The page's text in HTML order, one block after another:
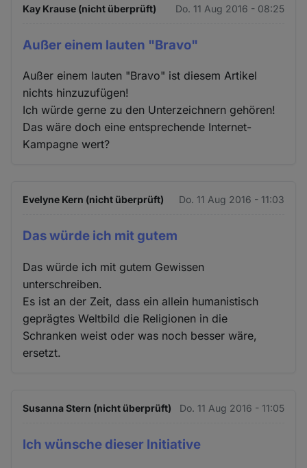
Kay Krause (nicht überprüft) Do. 11 Aug 2016 - 08:25
Außer einem lauten "Bravo"
Außer einem lauten "Bravo" ist diesem Artikel
nichts hinzuzufügen!
Ich würde gerne zu den Unterzeichnern gehören!
Das wäre doch eine entsprechende Internet-
Kampagne wert?
Evelyne Kern (nicht überprüft) Do. 11 Aug 2016 - 11:03
Das würde ich mit gutem
Das würde ich mit gutem Gewissen
unterschreiben.
Es ist an der Zeit, dass ein allein humanistisch
geprägtes Weltbild die Religionen in die
Schranken weist oder was noch besser wäre,
ersetzt.
Susanna Stern (nicht überprüft) Do. 11 Aug 2016 - 11:05
Ich wünsche dieser Initiative